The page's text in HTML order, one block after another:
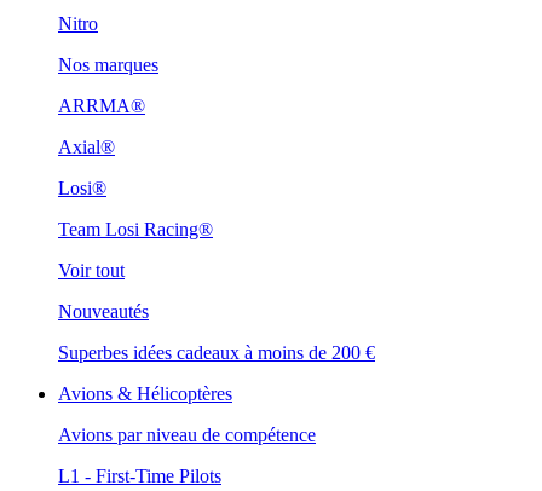
Nitro
Nos marques
ARRMA®
Axial®
Losi®
Team Losi Racing®
Voir tout
Nouveautés
Superbes idées cadeaux à moins de 200 €
Avions & Hélicoptères
Avions par niveau de compétence
L1 - First-Time Pilots